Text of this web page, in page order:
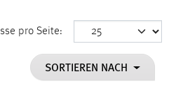
pro Seite:
SORTIEREN NACH
die ausgewählten Einverständnis-